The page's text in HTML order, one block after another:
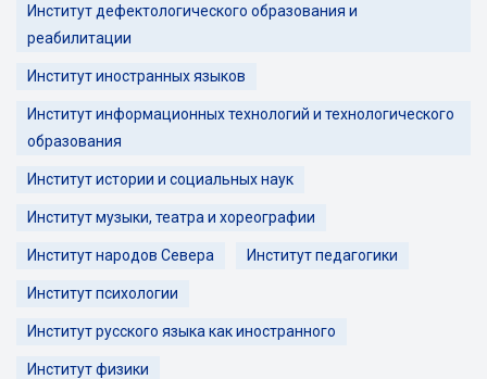
Институт дефектологического образования и
реабилитации
Институт иностранных языков
Институт информационных технологий и технологического
образования
Институт истории и социальных наук
Институт музыки, театра и хореографии
Институт народов Севера Институт педагогики
Институт психологии
Институт русского языка как иностранного
Институт физики